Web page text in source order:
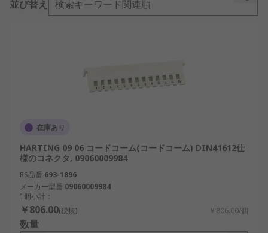
PCB DINコネクタアクセサ
PCB DINコネクタアクセサリの機能は、アクセサリ
の種類や設計目的によって異なります。PCB DINコ
PCB DINコネクタアクセサ
リの種類
PCB DINコネクタアクセサリにはさまざまな種類が
ありますが、 一般的なタイプは次のようなもので
す。
並び替え 検索キーワード関連順
在庫あり
HARTING 09 06 コードコーム(コードコーム) DIN41612仕
様のコネクタ, 09060009984
RS品番 693-1896
メーカー型番 09060009984
1個小計：
￥806.00(税抜) ￥806.00/個
数量